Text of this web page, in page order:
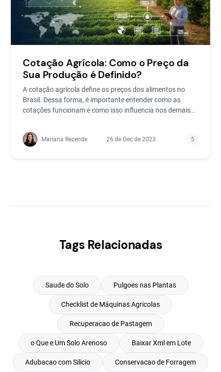
Cotação Agrícola: Como o Preço da
Sua Produção é Definido?
A cotação agrícola define os preços dos alimentos no
Brasil. Dessa forma, é importante entender como as
cotações funcionam e como isso influencia nos demais
Mariana Rezende 26 de Dec de 2023 5
Tags Relacionadas
Saude do Solo Pulgoes nas Plantas
Checklist de Máquinas Agricolas
Recuperacao de Pastagem
o Que e Um Solo Arenoso Baixar Xml em Lote
Adubacao com Silicio Conservacao de Forragem